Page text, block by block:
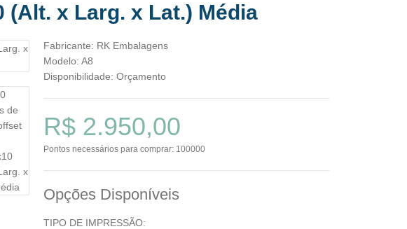
(Alt. x Larg. x Lat.) Média
Fabricante: RK Embalagens
Modelo: A8
Disponibilidade: Orçamento
R$ 2.950,00
Pontos necessários para comprar: 100000
Opções Disponíveis
TIPO DE IMPRESSÃO: